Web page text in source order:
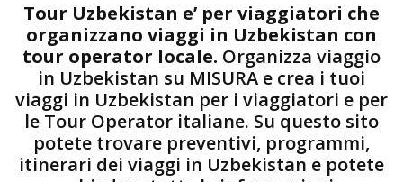
Tour Uzbekistan e’ per viaggiatori che
organizzano viaggi in Uzbekistan con
tour operator locale. Organizza viaggio
in Uzbekistan su MISURA e crea i tuoi
viaggi in Uzbekistan per i viaggiatori e per
le Tour Operator italiane. Su questo sito
potete trovare preventivi, programmi,
itinerari dei viaggi in Uzbekistan e potete